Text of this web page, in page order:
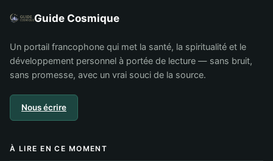
Guide Cosmique
Un portail francophone qui met la santé, la spiritualité et le
développement personnel à portée de lecture — sans bruit,
sans promesse, avec un vrai souci de la source.
Nous écrire
À LIRE EN CE MOMENT